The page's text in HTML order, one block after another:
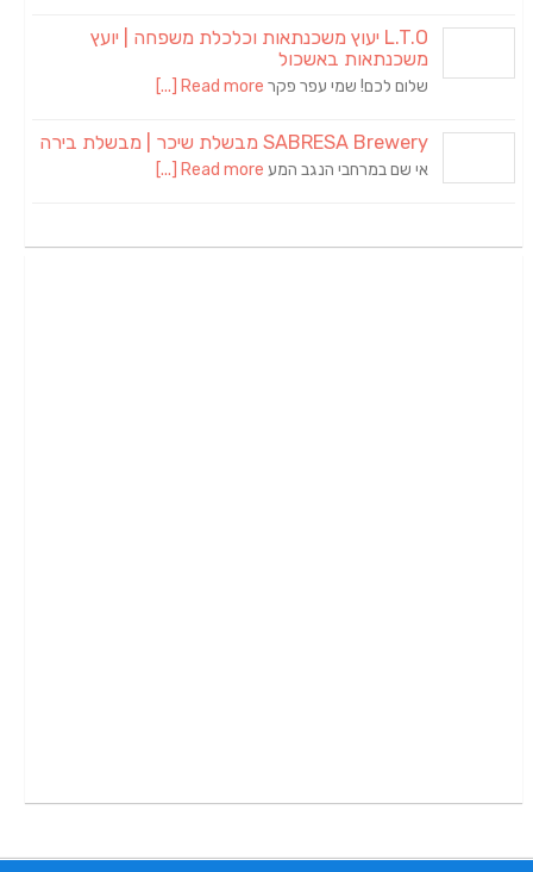
L.T.O יעוץ משכנתאות וכלכלת משפחה | יועץ
משכנתאות באשכול
שלום לכם! שמי עפר פקר Read more [...]
SABRESA Brewery מבשלת שיכר | מבשלת בירה
אי שם במרחבי הנגב המע Read more [...]